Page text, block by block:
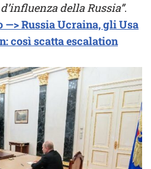
della Russia”.
—> Russia Ucraina, gli Usa
così scatta escalation